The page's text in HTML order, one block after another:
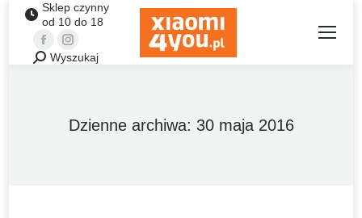
Sklep czynny
od 10 do 18
FacebookInstagram
Szukaj:Wyszukaj
Dzienne archiwa: 30 maja 2016